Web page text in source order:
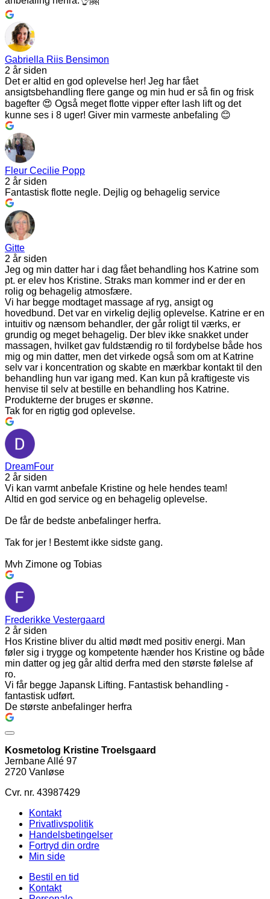
Gabriella Riis Bensimon
2 år siden
Det er altid en god oplevelse her! Jeg har fået
ansigtsbehandling flere gange og min hud er så fin og frisk
bagefter 😍 Også meget flotte vipper efter lash lift og det
kunne ses i 8 uger! Giver min varmeste anbefaling 😊
Fleur Cecilie Popp
2 år siden
Fantastisk flotte negle. Dejlig og behagelig service
Gitte
2 år siden
Jeg og min datter har i dag fået behandling hos Katrine som
pt. er elev hos Kristine. Straks man kommer ind er der en
rolig og behagelig atmosfære.
Vi har begge modtaget massage af ryg, ansigt og
hovedbund. Det var en virkelig dejlig oplevelse. Katrine er en
intuitiv og nænsom behandler, der går roligt til værks, er
grundig og meget behagelig. Der blev ikke snakket under
massagen, hvilket gav fuldstændig ro til fordybelse både hos
mig og min datter, men det virkede også som om at Katrine
selv var i koncentration og skabte en mærkbar kontakt til den
behandling hun var igang med. Kan kun på kraftigeste vis
henvise til selv at bestille en behandling hos Katrine.
Produkterne der bruges er skønne.
Tak for en rigtig god oplevelse.
DreamFour
2 år siden
Vi kan varmt anbefale Kristine og hele hendes team!
Altid en god service og en behagelig oplevelse.
De får de bedste anbefalinger herfra.
Tak for jer ! Bestemt ikke sidste gang.
Mvh Zimone og Tobias
Frederikke Vestergaard
2 år siden
Hos Kristine bliver du altid mødt med positiv energi. Man
føler sig i trygge og kompetente hænder hos Kristine og både
min datter og jeg går altid derfra med den største følelse af
ro.
Vi får begge Japansk Lifting. Fantastisk behandling -
fantastisk udført.
De største anbefalinger herfra
Kosmetolog Kristine Troelsgaard
Jernbane Allé 97
2720 Vanløse
Cvr. nr. 43987429
Kontakt
Privatlivspolitik
Handelsbetingelser
Fortryd din ordre
Min side
Bestil en tid
Kontakt